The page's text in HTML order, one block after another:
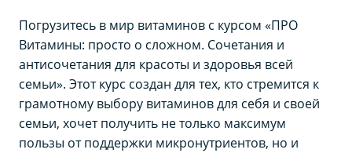
Погрузитесь в мир витаминов с курсом «ПРО
Витамины: просто о сложном. Сочетания и
антисочетания для красоты и здоровья всей
семьи». Этот курс создан для тех, кто стремится к
грамотному выбору витаминов для себя и своей
семьи, хочет получить не только максимум
пользы от поддержки микронутриентов, но и